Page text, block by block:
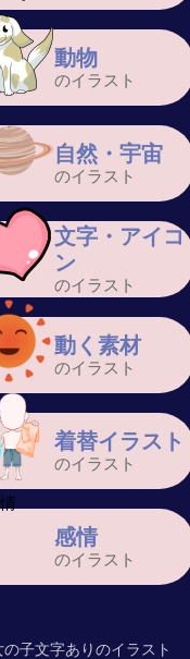
子文字ありのイラスト
動物
のイラスト
自然・宇宙
のイラスト
文字・アイコ
ン
のイラスト
動く素材
のイラスト
着替イラスト
のイラスト
感情
のイラスト